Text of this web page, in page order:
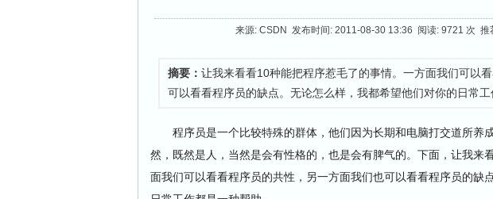
来源: CSDN 发布时间: 2011-08-30 13:36 阅读: 9721 次 推
摘要： 让我来看看10种能把程序惹毛了的事情。一方面我们可以
可以看看程序员的缺点。无论怎么样，我都希望他们对你的日常工
程序员是一个比较特殊的群体，他们因为长期和电脑打交道所养
然，既然是人，当然是会有性格的，也是会有脾气的。下面，让我来
面我们可以看看程序员的共性，另一方面我们也可以看看程序员的缺